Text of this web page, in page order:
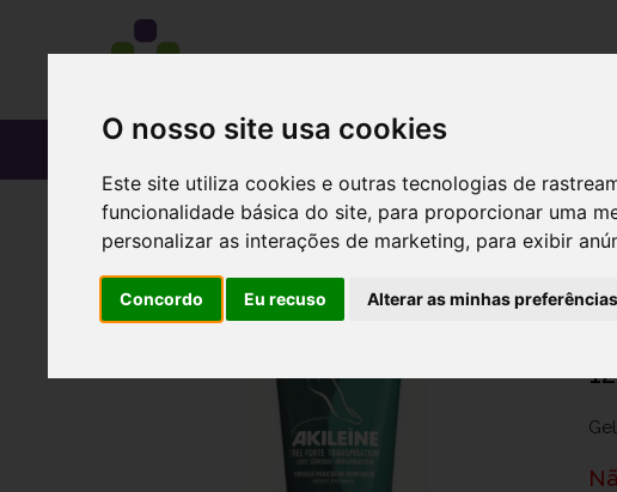
O nosso site usa cookies
Este site utiliza cookies e outras tecnologias de
funcionalidade básica do site, para proporcionar uma
personalizar as interações de marketing, para exibir
Concordo Eu recuso Alterar as minhas preferências